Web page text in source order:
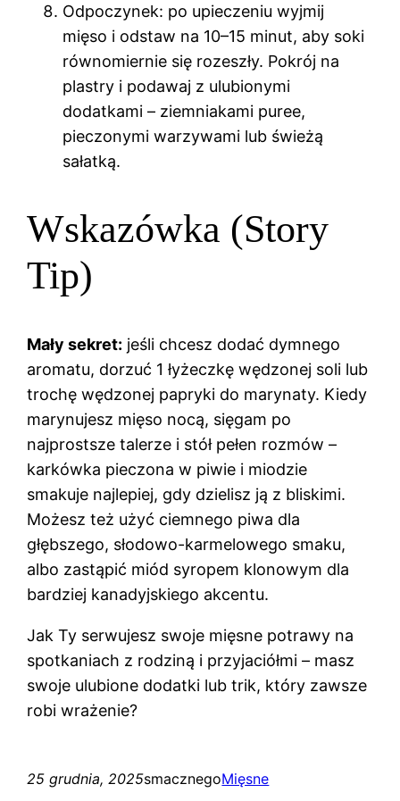
Odpoczynek: po upieczeniu wyjmij
mięso i odstaw na 10–15 minut, aby soki
równomiernie się rozeszły. Pokrój na
plastry i podawaj z ulubionymi
dodatkami – ziemniakami puree,
pieczonymi warzywami lub świeżą
sałatką.
Wskazówka (Story
Tip)
Mały sekret: jeśli chcesz dodać dymnego
aromatu, dorzuć 1 łyżeczkę wędzonej soli lub
trochę wędzonej papryki do marynaty. Kiedy
marynujesz mięso nocą, sięgam po
najprostsze talerze i stół pełen rozmów –
karkówka pieczona w piwie i miodzie
smakuje najlepiej, gdy dzielisz ją z bliskimi.
Możesz też użyć ciemnego piwa dla
głębszego, słodowo-karmelowego smaku,
albo zastąpić miód syropem klonowym dla
bardziej kanadyjskiego akcentu.
Jak Ty serwujesz swoje mięsne potrawy na
spotkaniach z rodziną i przyjaciółmi – masz
swoje ulubione dodatki lub trik, który zawsze
robi wrażenie?
25 grudnia, 2025smacznegoMięsne